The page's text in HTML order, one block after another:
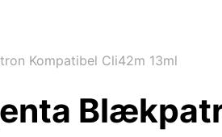
Kompatibel Cli42m 13ml